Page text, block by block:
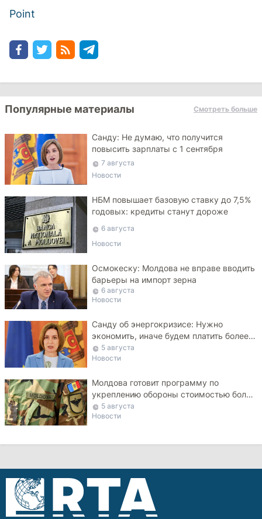
Point
Популярные материалы Смотреть больше
Санду: Не думаю, что получится
повысить зарплаты с 1 сентября
7 августа
Новости
НБМ повышает базовую ставку до 7,5%
годовых: кредиты станут дороже
6 августа
Новости
Осмокеску: Молдова не вправе вводить
барьеры на импорт зерна
6 августа
Новости
Санду об энергокризисе: Нужно
экономить, иначе будем платить более
высокие тарифы
5 августа
Новости
Молдова готовит программу по
укреплению обороны стоимостью более
10 млрд леев на ближайшие пять лет
5 августа
Новости